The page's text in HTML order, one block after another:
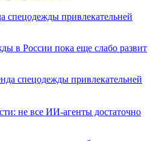
спецодежды привлекательней
в России пока еще слабо развит
не все ИИ-агенты достаточно